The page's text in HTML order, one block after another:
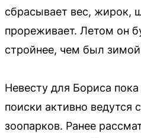
сбрасывает вес, жирок,
прореживает. Летом он
стройнее, чем был
Невесту для Бориса
поиски активно ведутся
зоопарков. Ранее